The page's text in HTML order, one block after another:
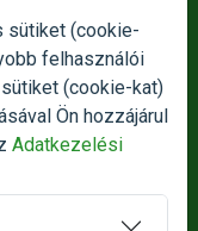
sütiket (cookie-
felhasználói
(cookie-kat)
Ön hozzájárul
Adatkezelési